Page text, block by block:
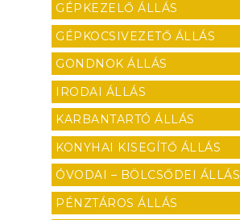
GÉPKEZELŐ ÁLLÁS
GÉPKOCSIVEZETŐ ÁLLÁS
GONDNOK ÁLLÁS
IRODAI ÁLLÁS
KARBANTARTÓ ÁLLÁS
KONYHAI KISEGÍTŐ ÁLLÁS
ÓVODAI – BÖLCSŐDEI ÁLLÁS
PÉNZTÁROS ÁLLÁS